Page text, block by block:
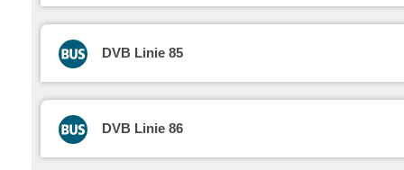
DVB Linie 85
DVB Linie 86